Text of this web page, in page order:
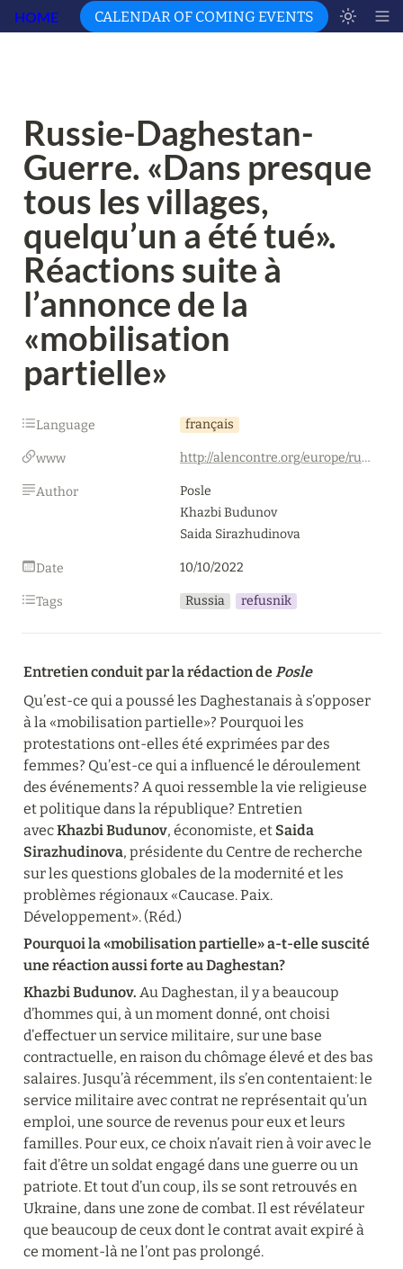
HOME CALENDAR OF COMING EVENTS
Russie-Daghestan-
Guerre. «Dans presque
tous les villages,
quelqu’un a été tué».
Réactions suite à
l’annonce de la
«mobilisation
partielle»
Language français
www http://alencontre.org/europe/russie/russie-daghestan-guerre-dans-presque-tous-les-villages-quelquun-a-ete-tue-reactions-suite-a-lannonce-de-la-mobilisation-partielle.html
Author
Posle
Khazbi Budunov
Saida Sirazhudinova
Date 10/10/2022
Tags Russia refusnik
Entretien conduit par la rédaction de Posle
Qu’est-ce qui a poussé les Daghestanais à s’opposer
à la «mobilisation partielle»? Pourquoi les
protestations ont-elles été exprimées par des
femmes? Qu’est-ce qui a influencé le déroulement
des événements? A quoi ressemble la vie religieuse
et politique dans la république? Entretien
avec Khazbi Budunov, économiste, et Saida
Sirazhudinova, présidente du Centre de recherche
sur les questions globales de la modernité et les
problèmes régionaux «Caucase. Paix.
Développement». (Réd.)
Pourquoi la «mobilisation partielle» a-t-elle suscité
une réaction aussi forte au Daghestan?
Khazbi Budunov. Au Daghestan, il y a beaucoup
d’hommes qui, à un moment donné, ont choisi
d’effectuer un service militaire, sur une base
contractuelle, en raison du chômage élevé et des bas
salaires. Jusqu’à récemment, ils s’en contentaient: le
service militaire avec contrat ne représentait qu’un
emploi, une source de revenus pour eux et leurs
familles. Pour eux, ce choix n’avait rien à voir avec le
fait d’être un soldat engagé dans une guerre ou un
patriote. Et tout d’un coup, ils se sont retrouvés en
Ukraine, dans une zone de combat. Il est révélateur
que beaucoup de ceux dont le contrat avait expiré à
ce moment-là ne l’ont pas prolongé.